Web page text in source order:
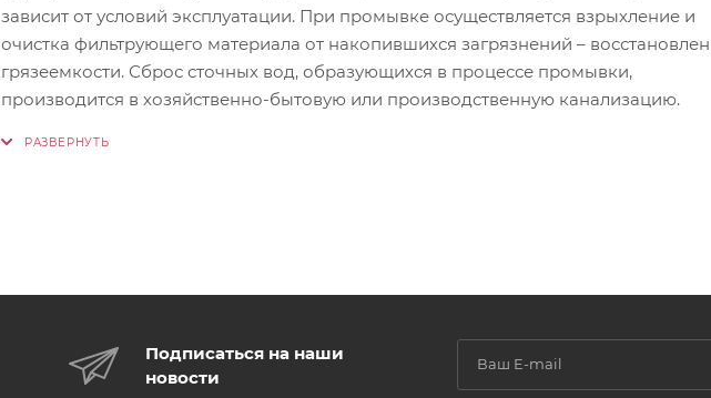
зависит от условий эксплуатации. При промывке осуществляется взрыхление и
очистка фильтрующего материала от накопившихся загрязнений –
грязеемкости. Сброс сточных вод, образующихся в процессе промывки,
производится в хозяйственно-бытовую или производственную канализацию.
Подписаться на наши
новости